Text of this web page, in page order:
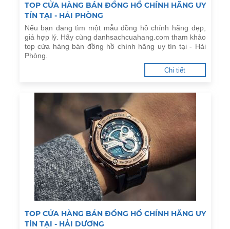
TOP CỬA HÀNG BÁN ĐỒNG HỒ CHÍNH HÃNG UY
TÍN TẠI - HẢI PHÒNG
Nếu bạn đang tìm một mẫu đồng hồ chính hãng đẹp,
giá hợp lý. Hãy cùng danhsachcuahang.com tham khảo
top cửa hàng bán đồng hồ chính hãng uy tín tại - Hải
Phòng.
Chi tiết
TOP CỬA HÀNG BÁN ĐỒNG HỒ CHÍNH HÃNG UY
TÍN TẠI - HẢI DƯƠNG